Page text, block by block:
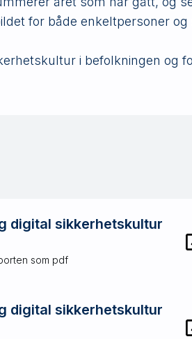
for både enkeltpersoner
i befolkningen og
digital sikkerhetskultur
som pdf
digital sikkerhetskultur